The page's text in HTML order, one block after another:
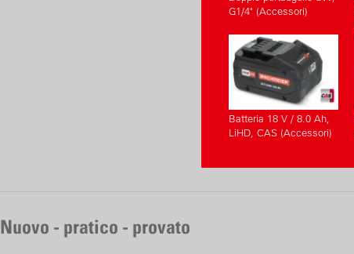
G1/4" (Accessori)
Batteria 18 V / 8.0 Ah,
LiHD, CAS (Accessori)
Nuovo - pratico - provato